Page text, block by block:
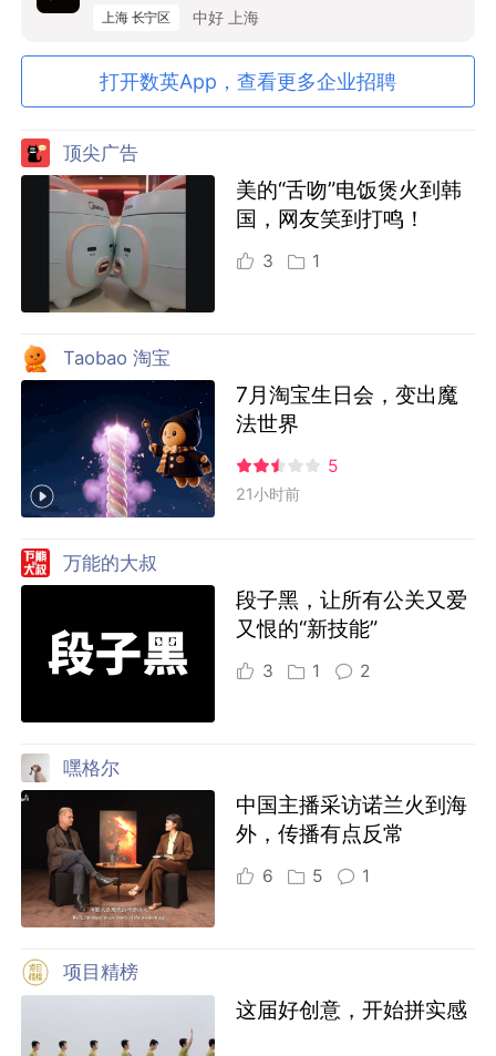
上海 长宁区 中好 上海
打开数英App，查看更多企业招聘
顶尖广告
美的“舌吻”电饭煲火到韩
国，网友笑到打鸣！
3 1
Taobao 淘宝
7月淘宝生日会，变出魔
法世界
5
21小时前
万能的大叔
段子黑，让所有公关又爱
又恨的“新技能”
3 1 2
嘿格尔
中国主播采访诺兰火到海
外，传播有点反常
6 5 1
项目精榜
这届好创意，开始拼实感